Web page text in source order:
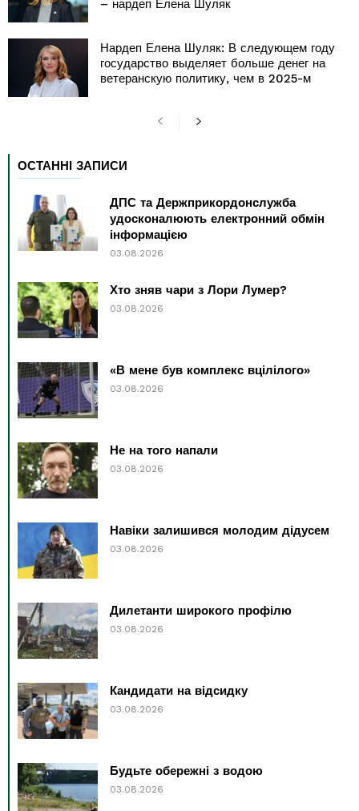
– нардеп Елена Шуляк
Нардеп Елена Шуляк: В следующем году
государство выделяет больше денег на
ветеранскую политику, чем в 2025-м
ОСТАННІ ЗАПИСИ
ДПС та Держприкордонслужба
удосконалюють електронний обмін
інформацією
03.08.2026
Хто зняв чари з Лори Лумер?
03.08.2026
«В мене був комплекс вцілілого»
03.08.2026
Не на того напали
03.08.2026
Навіки залишився молодим дідусем
03.08.2026
Дилетанти широкого профілю
03.08.2026
Кандидати на відсидку
03.08.2026
Будьте обережні з водою
03.08.2026